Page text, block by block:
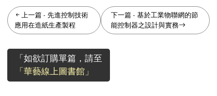
上一篇 - 先進控制技術
應用在造紙生產製程
下一篇 -基於工業物聯網的節
能控制器之設計與實務
「如欲訂購單篇，請至
「華藝線上圖書館」